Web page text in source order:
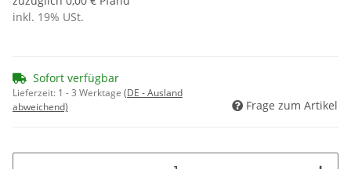
inkl. 19% USt.
Sofort verfügbar
Lieferzeit: 1 - 3 Werktage (DE - Ausland
abweichend)
Frage zum Artikel